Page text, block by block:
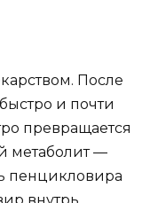
После
и почти
превращается
метаболит —
пенцикловира